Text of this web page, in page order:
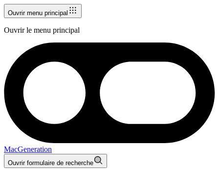
Ouvrir menu principal
Ouvrir le menu principal
MacGeneration
Ouvrir formulaire de recherche